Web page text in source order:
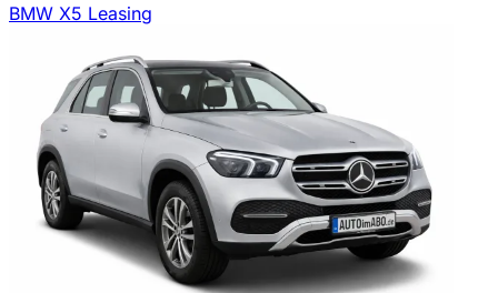
BMW X5 Leasing